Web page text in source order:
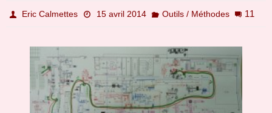
Eric Calmettes 15 avril 2014 Outils / Méthodes 11